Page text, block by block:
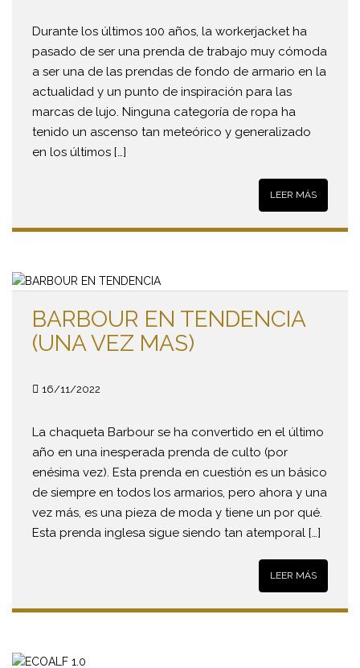
Durante los últimos 100 años, la workerjacket ha
pasado de ser una prenda de trabajo muy cómoda
a ser una de las prendas de fondo de armario en la
actualidad y un punto de inspiración para las
marcas de lujo. Ninguna categoría de ropa ha
tenido un ascenso tan meteórico y generalizado
en los últimos […]
LEER MÁS
BARBOUR EN TENDENCIA
(UNA VEZ MAS)
16/11/2022
La chaqueta Barbour se ha convertido en el último
año en una inesperada prenda de culto (por
enésima vez). Esta prenda en cuestión es un básico
de siempre en todos los armarios, pero ahora y una
vez más, es una pieza de moda y tiene un por qué.
Esta prenda inglesa sigue siendo tan atemporal […]
LEER MÁS